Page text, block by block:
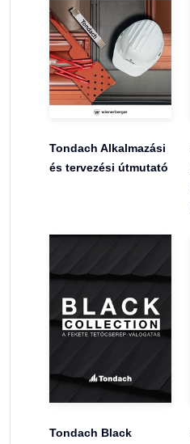
Tondach Alkalmazási
és tervezési útmutató
Tondach Black